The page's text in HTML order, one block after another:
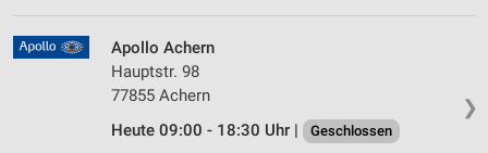
❯
Apollo Achern
Hauptstr. 98
77855 Achern
Heute 09:00 - 18:30 Uhr |
Geschlossen